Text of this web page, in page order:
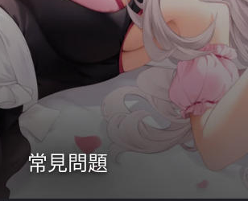
常見問題